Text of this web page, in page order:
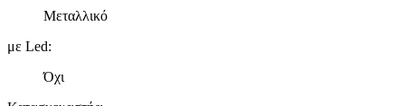
Μεταλλικό
με Led:
Όχι